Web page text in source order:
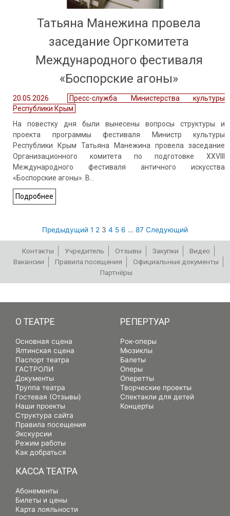
Татьяна Манежина провела
заседание Оргкомитета
Международного фестиваля
«Боспорские агоны»
20.05.2026
Пресс-служба Министерства культуры
Республики Крым
На повестку дня были вынесены вопросы структуры и
проекта программы фестиваля Министр культуры
Республики Крым Татьяна Манежина провела заседание
Организационного комитета по подготовке XXVIII
Международного фестиваля античного искусства
«Боспорские агоны». В…
Подробнее
Предыдущий 1 2 3 4 5 6 … 87 Следующий
Контакты Учредитель Отзывы Закупки
Видео
Вакансии
Правила посещения
Официальные документы
Партнёры
О ТЕАТРЕ
Основная сцена
Ялтинская сцена
Паспорт театра
ГАСТРОЛИ
Документы
Труппа театра
Гостевая (Отзывы)
Наши проекты
Структура сайта
Правила посещения
Экскурсии
Режим работы
Как добраться
РЕПЕРТУАР
Рок-оперы
Мюзиклы
Балеты
Оперы
Оперетты
Творческие проекты
Спектакли для детей
Концерты
КАССА ТЕАТРА
Абонементы
Билеты и цены
Карта лояльности